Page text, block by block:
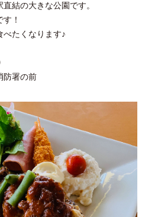
結の大きな公園です。
！
べたくなります♪
署の前